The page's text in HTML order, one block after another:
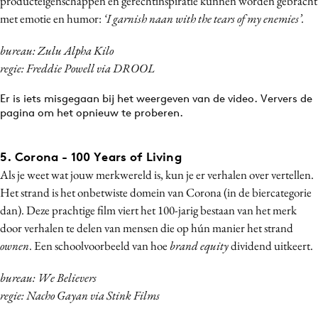
met emotie en humor: ‘I garnish naan with the tears of my enemies’.
bureau: Zulu Alpha Kilo
regie: Freddie Powell via DROOL
Er is iets misgegaan bij het weergeven van de video. Ververs de
pagina om het opnieuw te proberen.
5. Corona- 100 Years of Living
Als je weet wat jouw merkwereld is, kun je er verhalen over vertellen.
Het strand is het onbetwiste domein van Corona (in de biercategorie
dan). Deze prachtige film viert het 100-jarig bestaan van het merk
door verhalen te delen van mensen die op hún manier het strand
ownen. Een schoolvoorbeeld van hoebrand equitydividend uitkeert.
bureau: We Believers
regie: Nacho Gayan via Stink Films